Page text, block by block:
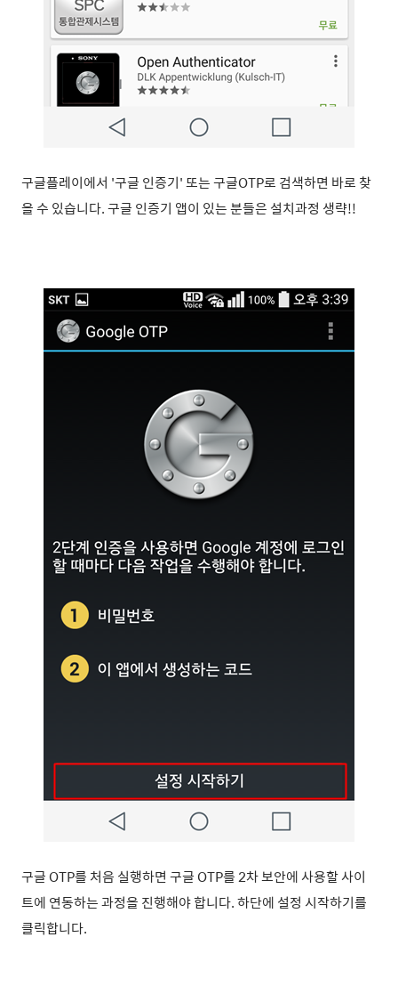
구글플레이에서 '구글 인증기' 또는 구글OTP로 검색하면 바로 찾
을 수 있습니다.구글 인증기 앱이 있는 분들은 설치과정 생략!!
구글 OTP를 처음 실행하면 구글 OTP를 2차 보안에 사용할 사이
트에 연동하는 과정을 진행해야 합니다. 하단에 설정 시작하기를
클릭합니다.